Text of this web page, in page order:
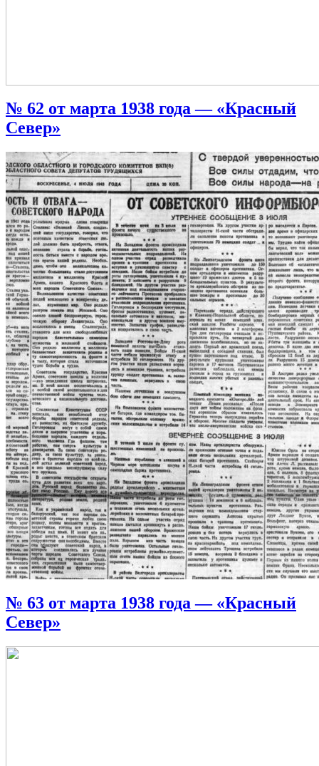
№ 62 от марта 1938 года — «Красный
Север»
№ 63 от марта 1938 года — «Красный
Север»